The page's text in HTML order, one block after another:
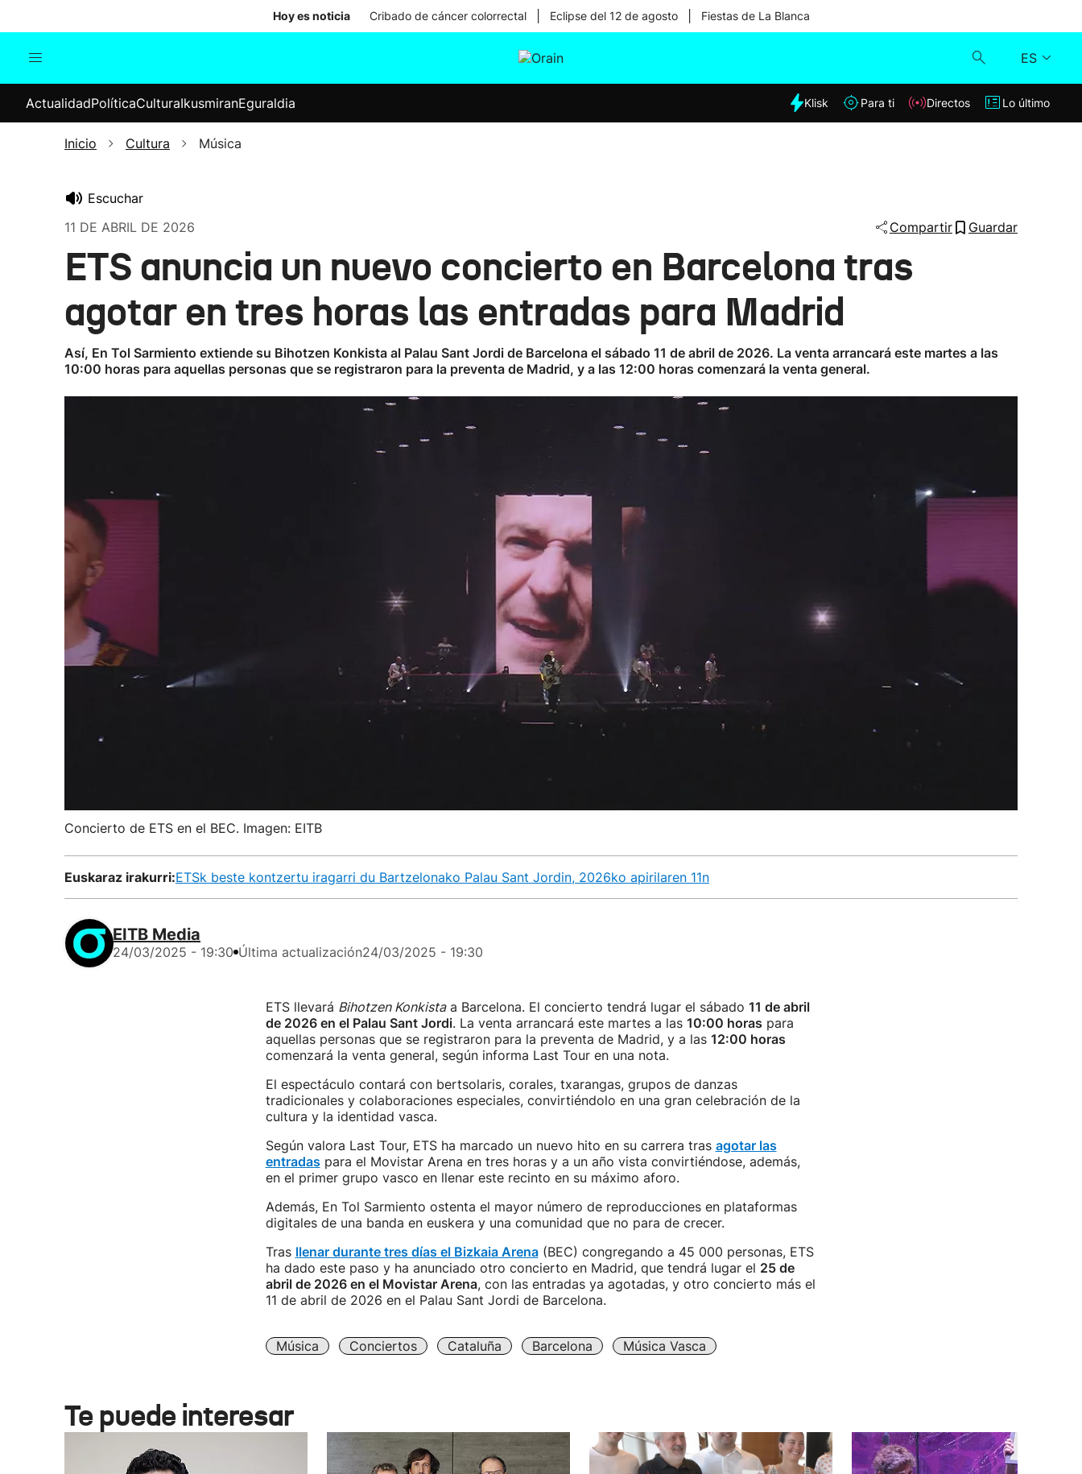
Hoy es noticia Cribado de cáncer colorrectal Eclipse del 12 de agosto Fiestas de La Blanca
ES
Internacional
Elecciones
Klisk
ActualidadPolíticaCulturaIkusmiranEguraldia Klisk Para ti Directos Lo último
Inicio Cultura Música
Escuchar
11 DE ABRIL DE 2026
Compartir Guardar
ETS anuncia un nuevo concierto en Barcelona tras
agotar en tres horas las entradas para Madrid
Así, En Tol Sarmiento extiende su Bihotzen Konkista al Palau Sant Jordi de Barcelona el sábado 11 de abril de 2026. La venta arrancará este martes a las
10:00 horas para aquellas personas que se registraron para la preventa de Madrid, y a las 12:00 horas comenzará la venta general.
Concierto de ETS en el BEC. Imagen: EITB
Euskaraz irakurri:ETSk beste kontzertu iragarri du Bartzelonako Palau Sant Jordin, 2026ko apirilaren 11n
EITB Media
24/03/2025 - 19:30 Última actualización24/03/2025 - 19:30
ETS llevará Bihotzen Konkistaa Barcelona. El concierto tendrá lugar el sábado 11 de abril
de 2026 en el Palau Sant Jordi. La venta arrancará este martes a las 10:00 horas para
aquellas personas que se registraron para la preventa de Madrid, y a las 12:00 horas
comenzará la venta general, según informa Last Tour en una nota.
El espectáculo contará con bertsolaris, corales, txarangas, grupos de danzas
tradicionales y colaboraciones especiales, convirtiéndolo en una gran celebración de la
cultura y la identidad vasca.
Según valora Last Tour, ETS ha marcado un nuevo hito en su carrera tras agotar las
entradaspara el Movistar Arena en tres horas y a un año vista convirtiéndose, además,
en el primer grupo vasco en llenar este recinto en su máximo aforo.
Además, En Tol Sarmiento ostenta el mayor número de reproducciones en plataformas
digitales de una banda en euskera y una comunidad que no para de crecer.
Tras llenar durante tres días el Bizkaia Arena(BEC) congregando a 45 000 personas, ETS
ha dado este paso y ha anunciado otro concierto en Madrid, que tendrá lugar el 25 de
abril de 2026 en el Movistar Arena, con las entradas ya agotadas, y otro concierto más el
11 de abril de 2026 en el Palau Sant Jordi de Barcelona.
Música Conciertos Cataluña Barcelona Música Vasca
Te puede interesar